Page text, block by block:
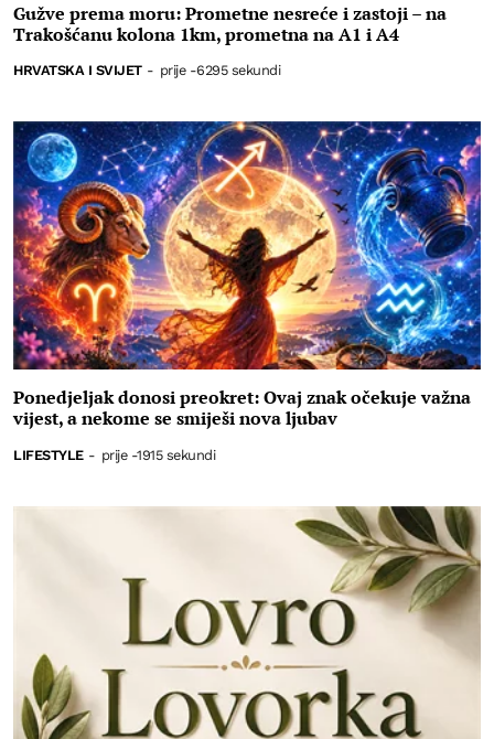
Gužve prema moru: Prometne nesreće i zastoji – na
Trakošćanu kolona 1km, prometna na A1 i A4
HRVATSKA I SVIJET - prije -6295 sekundi
Ponedjeljak donosi preokret: Ovaj znak očekuje važna
vijest, a nekome se smiješi nova ljubav
LIFESTYLE - prije -1915 sekundi